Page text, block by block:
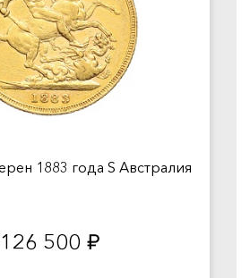
1883 года S Австралия
126 500 руб.